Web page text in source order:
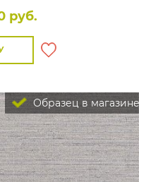
руб.
Образец в магазине